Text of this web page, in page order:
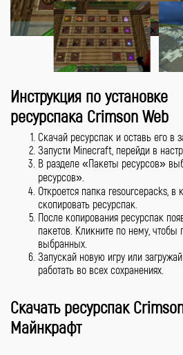
Инструкция по установке
ресурспака Crimson Web
Скачай ресурспак и оставь его в
Запусти Minecraft, перейди в
В разделе «Пакеты ресурсов»
ресурсов».
Откроется папка resourcepacks, в
скопировать ресурспак.
После копирования ресурспак
пакетов. Кликните по нему, чтобы
выбранных.
Запускай новую игру или
работать во всех сохранениях.
Скачать ресурспак
Майнкрафт